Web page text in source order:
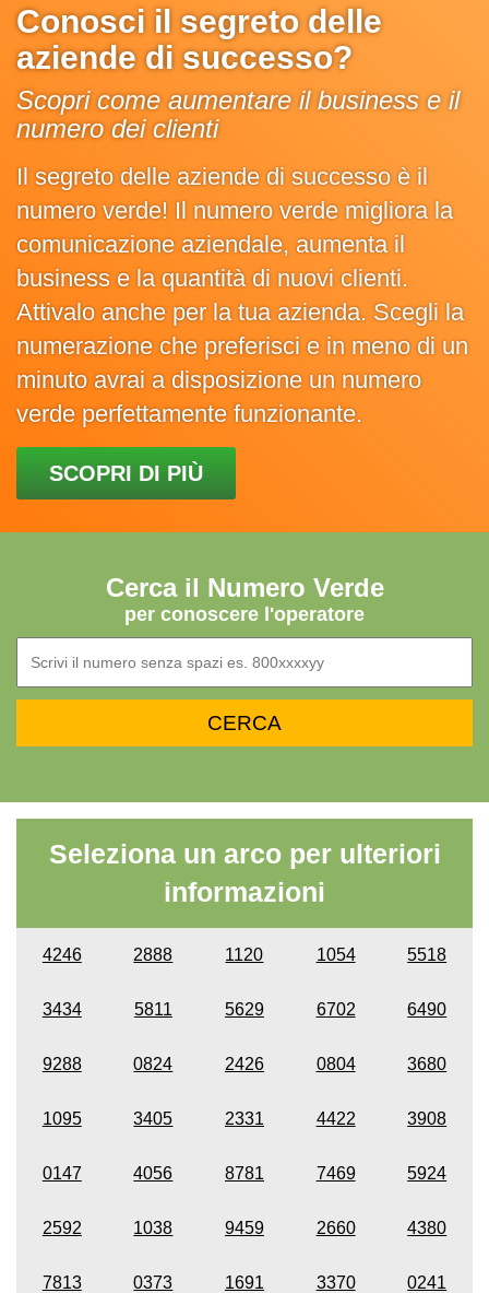
Conosci il segreto delle
aziende di successo?
Scopri come aumentare il business e il
numero dei clienti
Il segreto delle aziende di successo è il
numero verde! Il numero verde migliora la
comunicazione aziendale, aumenta il
business e la quantità di nuovi clienti.
Attivalo anche per la tua azienda. Scegli la
numerazione che preferisci e in meno di un
minuto avrai a disposizione un numero
verde perfettamente funzionante.
SCOPRI DI PIÙ
Cerca il Numero Verde
per conoscere l'operatore
Seleziona un arco per ulteriori
informazioni
4246 2888 1120 1054 5518
3434 5811 5629 6702 6490
9288 0824 2426 0804 3680
1095 3405 2331 4422 3908
0147 4056 8781 7469 5924
2592 1038 9459 2660 4380
7813 0373 1691 3370 0241